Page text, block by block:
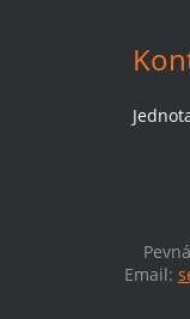
Email: